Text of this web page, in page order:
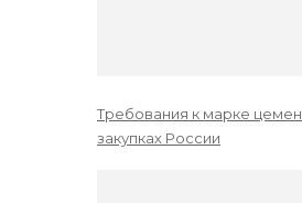
Требования к марке
закупках России